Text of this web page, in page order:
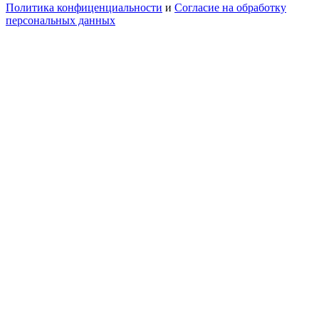
Политика конфиценциальности и Согласие на обработку
персональных данных